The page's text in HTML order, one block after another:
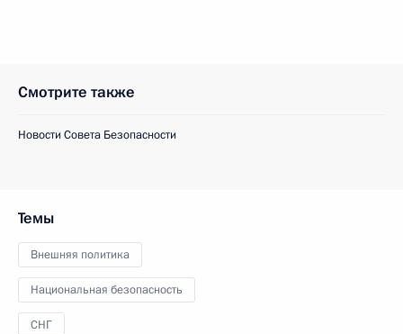
Смотрите также
Новости Совета Безопасности
Темы
Внешняя политика
Национальная безопасность
СНГ